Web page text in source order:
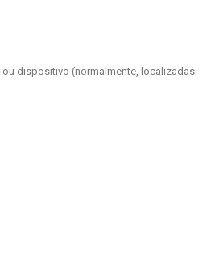
dispositivo (normalmente, localizadas